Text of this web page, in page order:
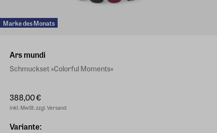
Marke des Monats
Ars mundi
Schmuckset »Colorful Moments«
388,00 €
inkl. MwSt. zzgl. Versand
Variante: